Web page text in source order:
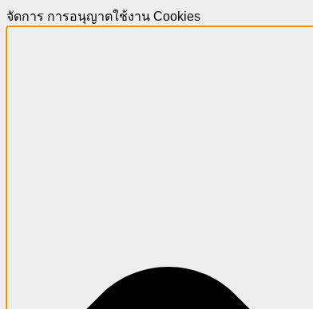
จัดการ การอนุญาตใช้งาน Cookies